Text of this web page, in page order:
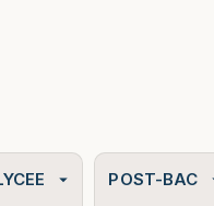
arrow_drop_down POST-BAC